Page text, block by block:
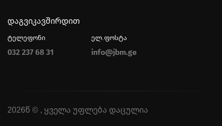
დაგვიკავშირდით
ტელეფონი
032 237 68 31
ელ.ფოსტა
info@jbm.ge
2026წ © , ყველა უფლება დაცულია